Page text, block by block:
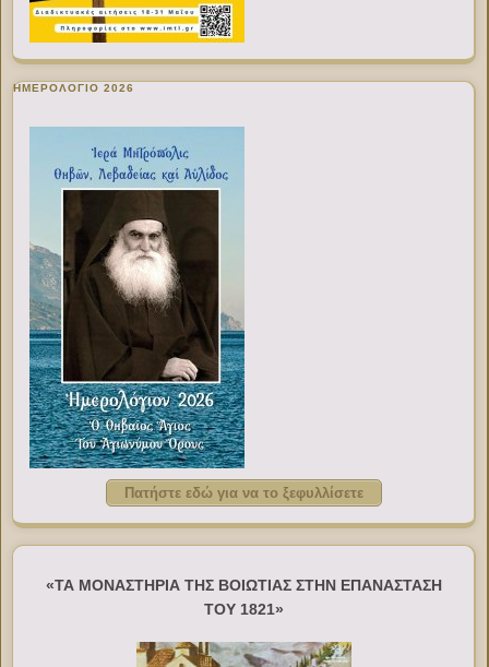
ΗΜΕΡΟΛΟΓΙΟ 2026
Πατήστε εδώ για να το ξεφυλλίσετε
«ΤΑ ΜΟΝΑΣΤΗΡΙΑ ΤΗΣ ΒΟΙΩΤΙΑΣ ΣΤΗΝ ΕΠΑΝΑΣΤΑΣΗ
ΤΟΥ 1821»